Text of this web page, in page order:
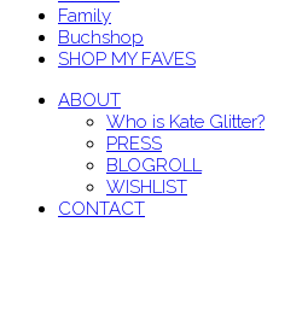
Family
Buchshop
SHOP MY FAVES
ABOUT
Who is Kate Glitter?
PRESS
BLOGROLL
WISHLIST
CONTACT